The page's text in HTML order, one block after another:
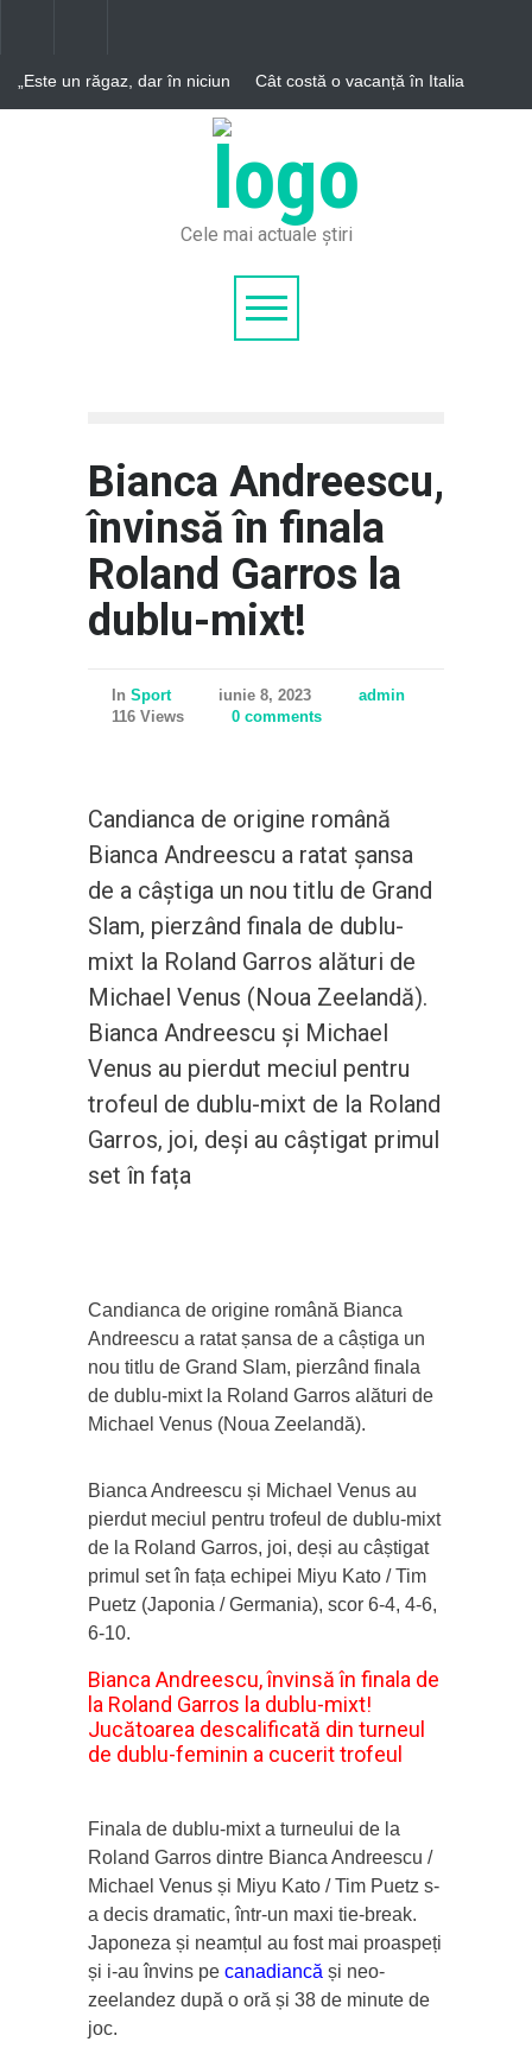
„Este un răgaz, dar în niciun
Aleph News
Cât costă o vacanță în Italia
cheltuielile
Pleci în vacanță, dar rămâi
psihologi pentru o vacanțăCele mai actuale știri
Bianca Andreescu,
învinsă în finala
Roland Garros la
dublu-mixt!
In Sport iunie 8, 2023
admin
116 Views
0 comments
Candianca de origine română
Bianca Andreescu a ratat șansa
de a câștiga un nou titlu de Grand
Slam, pierzând finala de dublu-
mixt la Roland Garros alături de
Michael Venus (Noua Zeelandă).
Bianca Andreescu și Michael
Venus au pierdut meciul pentru
trofeul de dublu-mixt de la Roland
Garros, joi, deși au câștigat primul
set în fața
Candianca de origine română Bianca
Andreescu a ratat șansa de a câștiga un
nou titlu de Grand Slam, pierzând finala
de dublu-mixt la Roland Garros alături de
Michael Venus (Noua Zeelandă).
Bianca Andreescu și Michael Venus au
pierdut meciul pentru trofeul de dublu-mixt
de la Roland Garros, joi, deși au câștigat
primul set în fața echipei Miyu Kato / Tim
Puetz (Japonia / Germania), scor 6-4, 4-6,
6-10.
Bianca Andreescu, învinsă în finala de
la Roland Garros la dublu-mixt!
Jucătoarea descalificată din turneul
de dublu-feminin a cucerit trofeul
Finala de dublu-mixt a turneului de la
Roland Garros dintre Bianca Andreescu /
Michael Venus și Miyu Kato / Tim Puetz s-
a decis dramatic, într-un maxi tie-break.
Japoneza și neamțul au fost mai proaspeți
și i-au învins pe canadiancă și neo-
zeelandez după o oră și 38 de minute de
joc.